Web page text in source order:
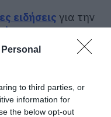
to third parties, or
information for
the below opt-out
ειδήσεις για την